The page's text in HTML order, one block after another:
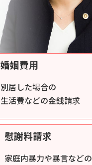
婚姻費用
別居した場合の
生活費などの金銭請求
慰謝料請求
家庭内暴力や暴言などの